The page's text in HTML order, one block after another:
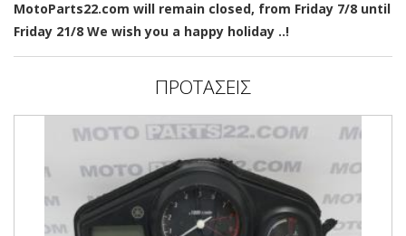
MotoParts22.com will remain closed, from Friday 7/8 until
Friday 21/8 We wish you a happy holiday ..!
ΠΡΟΤΑΣΕΙΣ